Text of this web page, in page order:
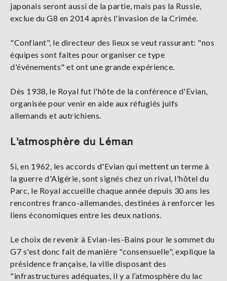
japonais seront aussi de la partie, mais pas la Russie,
exclue du G8 en 2014 après l'invasion de la Crimée.
"Confiant", le directeur des lieux se veut rassurant: "nos
équipes sont faites pour organiser ce type
d'événements" et ont une grande expérience.
Dès 1938, le Royal fut l'hôte de la conférence d'Evian,
organisée pour venir en aide aux réfugiés juifs
allemands et autrichiens.
L'atmosphère du Léman
Si, en 1962, les accords d'Evian qui mettent un terme à
la guerre d'Algérie, sont signés chez un rival, l'hôtel du
Parc, le Royal accueille chaque année depuis 30 ans les
rencontres franco-allemandes, destinées à renforcer les
liens économiques entre les deux nations.
Le choix de revenir à Evian-les-Bains pour le sommet du
G7 s'est donc fait de manière "consensuelle", explique la
présidence française, la ville disposant des
"infrastructures adéquates, il y a l’atmosphère du lac